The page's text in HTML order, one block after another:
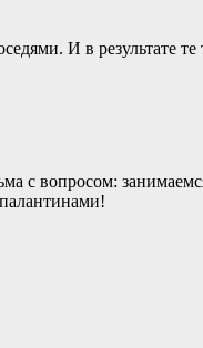
И в результате те
с вопросом: